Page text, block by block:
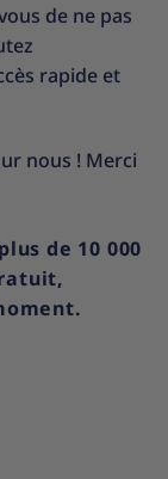
de ne pas
rapide et
nous ! Merci
de 10 000